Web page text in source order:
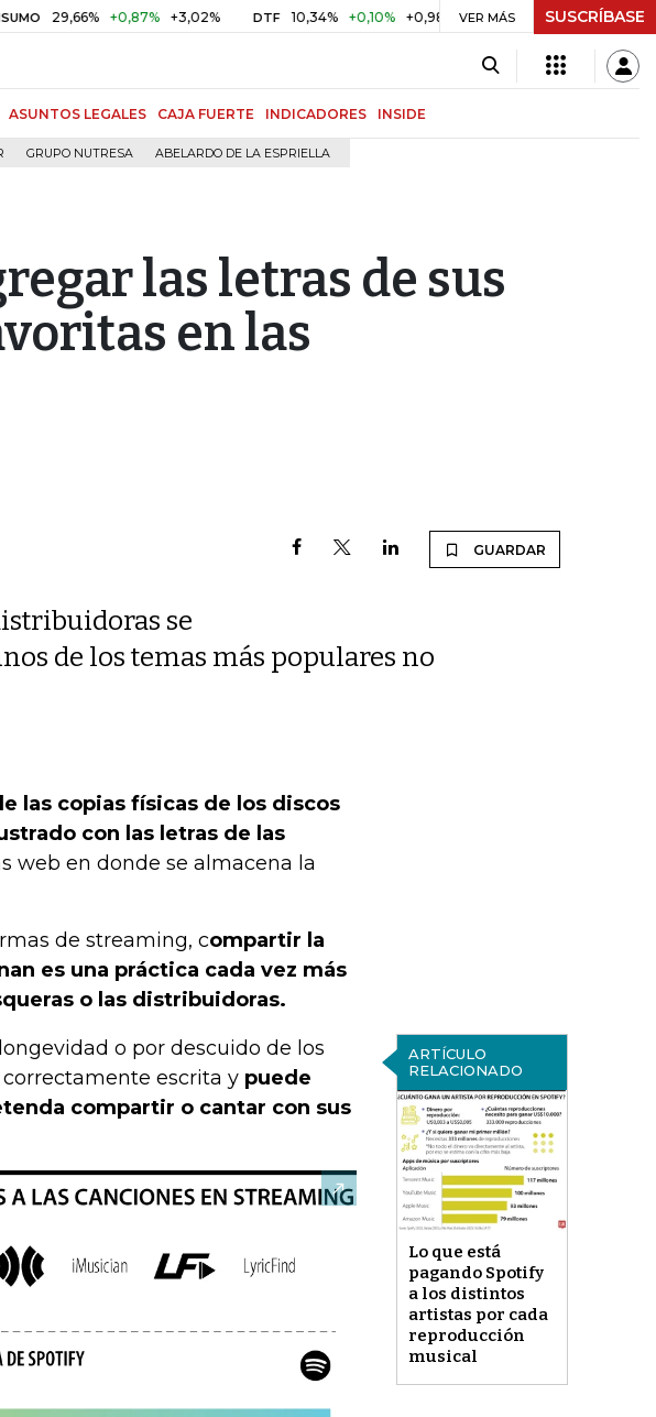
+0,87% +3,02% DTF 10,34% +0,10% +0,98% UVR $ 416,96 +$ 0,05 +0,01%
VER MÁS SUSCRÍBASE
ASUNTOS LEGALES CAJA FUERTE INDICADORES INSIDE
GRUPO NUTRESA ABELARDO DE LA ESPRIELLA
las letras de sus
en las
GUARDAR
se
de los temas más populares no
las copias físicas de los discos
con las letras de las
web en donde se almacena la
de streaming, compartir la
es una práctica cada vez más
o las distribuidoras.
ARTÍCULO
RELACIONADO
Lo que está
pagando Spotify
a los distintos
artistas por cada
reproducción
musical
o por descuido de los
escrita y puede
compartir o cantar con sus